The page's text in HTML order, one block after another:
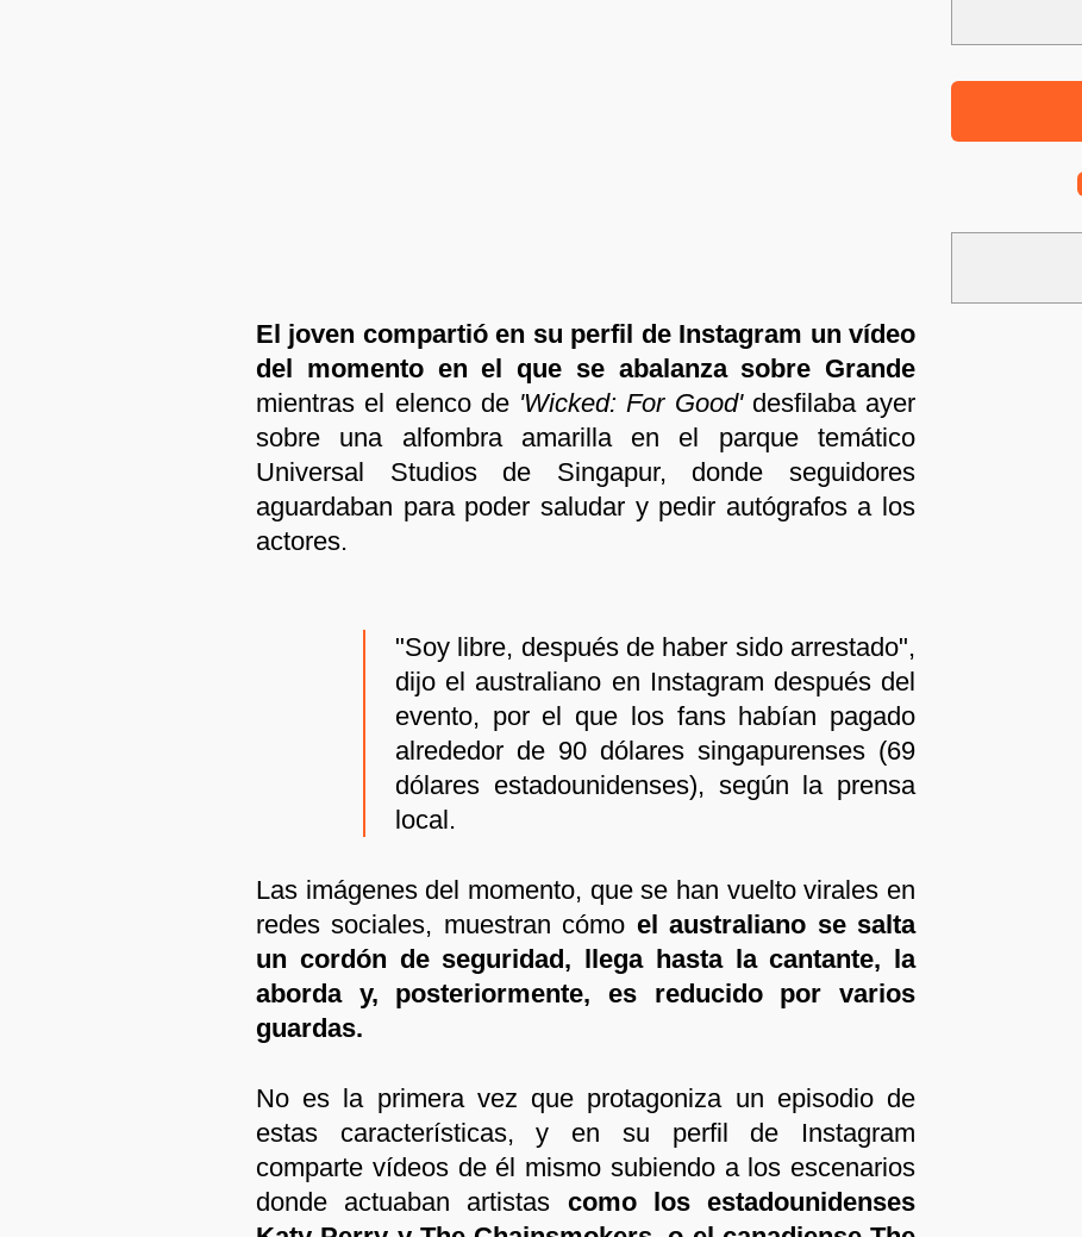
El joven compartió en su perfil de Instagram un vídeo
del momento en el que se abalanza sobre Grande
mientras el elenco de'Wicked: For Good'desfilaba ayer
sobre una alfombra amarilla en el parque temático
Universal Studios de Singapur, donde seguidores
aguardaban para poder saludar y pedir autógrafos a los
actores.
"Soy libre, después de haber sido arrestado",
dijo el australiano en Instagram después del
evento, por el que los fans habían pagado
alrededor de 90 dólares singapurenses (69
dólares estadounidenses), según la prensa
local.
Las imágenes del momento, que se han vuelto virales en
redes sociales, muestran cómo el australiano se salta
un cordón de seguridad, llega hasta la cantante, la
aborda y, posteriormente, es reducido por varios
guardas.
No es la primera vez que protagoniza un episodio de
estas características, y en su perfil de Instagram
comparte vídeos de él mismo subiendo a los escenarios
donde actuaban artistas como los estadounidenses